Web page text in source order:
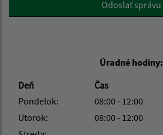
Odoslať správu
Úradné hodiny:
Deň
Čas
Pondelok:
08:00 - 12:00
Utorok:
08:00 - 12:00